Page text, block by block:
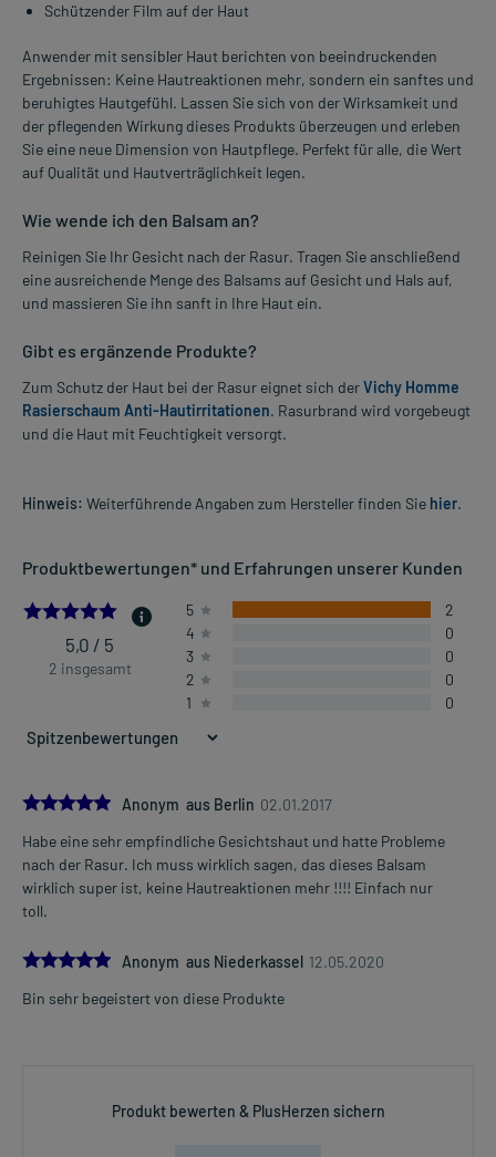
Schützender Film auf der Haut
Anwender mit sensibler Haut berichten von beeindruckenden
Ergebnissen: Keine Hautreaktionen mehr, sondern ein sanftes und
beruhigtes Hautgefühl. Lassen Sie sich von der Wirksamkeit und
der pflegenden Wirkung dieses Produkts überzeugen und erleben
Sie eine neue Dimension von Hautpflege. Perfekt für alle, die Wert
auf Qualität und Hautverträglichkeit legen.
Wie wende ich den Balsam an?
Reinigen Sie Ihr Gesicht nach der Rasur. Tragen Sie anschließend
eine ausreichende Menge des Balsams auf Gesicht und Hals auf,
und massieren Sie ihn sanft in Ihre Haut ein.
Gibt es ergänzende Produkte?
Zum Schutz der Haut bei der Rasur eignet sich derVichy Homme
Rasierschaum Anti-Hautirritationen. Rasurbrand wird vorgebeugt
und die Haut mit Feuchtigkeit versorgt.
Hinweis: Weiterführende Angaben zum Hersteller finden Sie hier.
Produktbewertungen* und Erfahrungen unserer Kunden
5.0
5,0 / 5
2 insgesamt
5
2
4
0
3
0
2
0
1
0
5.0Anonym aus Berlin 02.01.2017
Habe eine sehr empfindliche Gesichtshaut und hatte Probleme
nach der Rasur. Ich muss wirklich sagen, das dieses Balsam
wirklich super ist, keine Hautreaktionen mehr !!!! Einfach nur
toll.
5.0Anonym aus Niederkassel 12.05.2020
Bin sehr begeistert von diese Produkte
Produkt bewerten & PlusHerzen sichern